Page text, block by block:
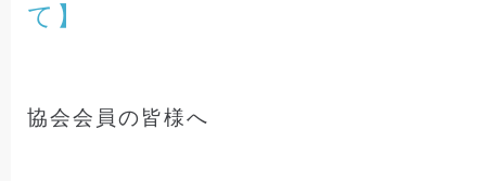
て】
協会会員の皆様へ